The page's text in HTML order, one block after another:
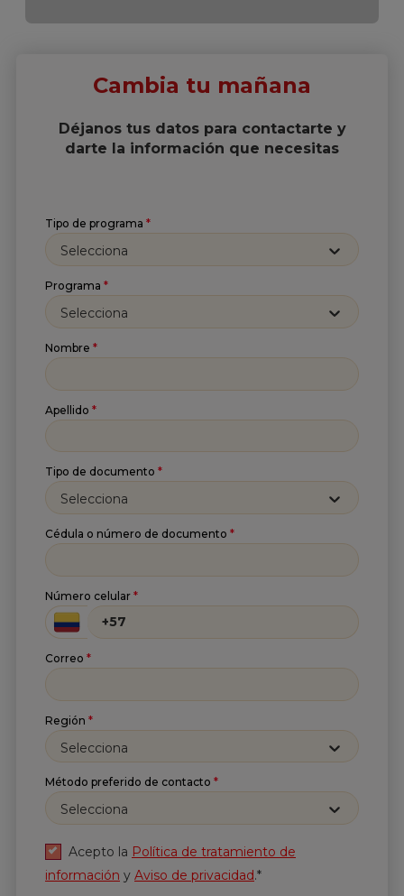
Suscríbete a nuestro
Recibe lo más reciente en tu correo
Nombre *
Apellido *
Correo
Cambia tu mañana
Déjanos tus datos para contactarte y
darte la información que necesitas
Tipo de programa *
Selecciona
Programa *
Selecciona
Nombre *
Apellido *
Tipo de documento *
Selecciona
Cédula o número de documento *
Número celular *
Correo *
Región *
Selecciona
Método preferido de contacto *
Selecciona
Acepto la Política de tratamiento de
información y Aviso de privacidad.*